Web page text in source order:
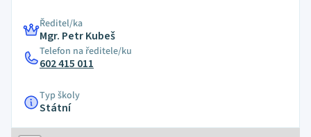
Ředitel/ka
Mgr. Petr Kubeš
Telefon na ředitele/ku
602 415 011
Typ školy
Státní